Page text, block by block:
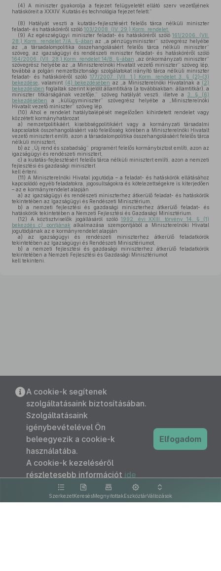
(4) A miniszter gyakorolja a fejezet felügyeletét ellátó szerv vezetőjének
hatásköreit a XXXIV. Kutatás és technológia fejezet felett.”
(8) Hatályát veszti a kutatás-fejlesztésért felelős tárca nélküli miniszter
feladat- és hatásköréről szóló 103/2008. (IV. 29.) Korm. rendelet.
(9) Az egészségügyi miniszter feladat- és hatásköréről szóló161/2006. (VII.
28.) Korm. rendelet 7/A. §-ában az „a pénzügyminiszter” szövegrész helyébe
az „a társadalompolitika összehangolásáért felelős tárca nélküli miniszter”
szöveg, az igazságügyi és rendészeti miniszter feladat- és hatásköréről szóló
164/2006. (VII. 28.) Korm. rendelet 14/B. §-ában „az önkormányzati miniszter”
szövegrész helyébe az „a Miniszterelnöki Hivatalt vezető miniszter” szöveg lép,
továbbá a polgári nemzetbiztonsági szolgálatokat irányító tárca nélküli miniszter
feladat- és hatásköréről szóló177/2007. (VII. 1.) Korm. rendelet 3. § (2)–(3)
bekezdése , valamint (4) bekezdésében az „a Miniszterelnöki Hivatalnak a (2)
bekezdésben foglaltak szerint kijelölt államtitkára (a továbbiakban: államtitkár), a
miniszter titkárságának vezetője,” szöveg hatályát veszti, illetve a 3. § (6)
bekezdésében a „külügyminiszter” szövegrész helyébe a „Miniszterelnöki
Hivatalt vezető miniszter” szöveg lép.
(10) Ahol e rendelet hatálybalépését megelőzően kihirdetett rendelet vagy
közzétett kormányhatározat
a) nemzetpolitikáért, kisebbségpolitikáért vagy a kormányzati társadalmi
kapcsolatok összehangolásáért való felelősség körében a Miniszterelnöki Hivatalt
vezető minisztert említi, azon a társadalompolitika összehangolásáért felelős tárca
nélküli minisztert,
b) az „Új rend és szabadság” programért felelős kormánybiztost említi, azon az
igazságügyi és rendészeti minisztert,
c) a kutatás-fejlesztésért felelős tárca nélküli minisztert említi, azon a nemzeti
fejlesztési és gazdasági minisztert
kell érteni.
(11) A Miniszterelnöki Hivatal jogutódja – a feladat- és hatáskörök ellátásához
kapcsolódó egyéb feladatokra, jogosultságokra és kötelezettségekre is kiterjedően
– az e kormányrendelet alapján
a) az igazságügyi és rendészeti miniszterhez átkerülő feladat- és hatáskörök
tekintetében az Igazságügyi és Rendészeti Minisztérium,
b) a nemzeti fejlesztési és gazdasági miniszterhez átkerülő feladat- és
hatáskörök tekintetében a Nemzeti Fejlesztési és Gazdasági Minisztérium.
(12) A köztisztviselők jogállásáról szóló1992. évi XXIII. törvény 14. § (1)
bekezdésc) pontjának alkalmazása szempontjából a Miniszterelnöki Hivatal
jogutódjának az e kormányrendelet alapján
a) az igazságügyi és rendészeti miniszterhez átkerülő feladatkörök
tekintetében az Igazságügyi és Rendészeti Minisztériumot,
b) a nemzeti fejlesztési és gazdasági miniszterhez átkerülő feladatkörök
tekintetében a Nemzeti Fejlesztési és Gazdasági Minisztériumot
kell tekinteni.
SzerkezetKeresésMegnyitottakEszköztárVáltozások
A cookie-k segítenek
szolgáltatásaink biztosításában.
Szolgáltatásaink
igénybevételével Ön
beleegyezik a cookie-k
használatába.
A cookie-k kezeléséről
részletesebb információt ide
kattintva olvashat.
Elfogadom